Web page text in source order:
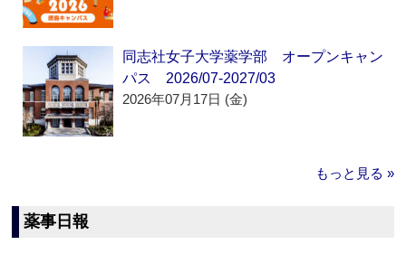
同志社女子大学薬学部 オープンキャン
パス 2026/07-2027/03
2026年07月17日 (金)
もっと見る »
薬事日報